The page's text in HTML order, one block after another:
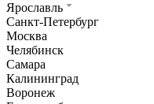
Ярославль
Санкт-Петербург
Москва
Челябинск
Самара
Калининград
Воронеж